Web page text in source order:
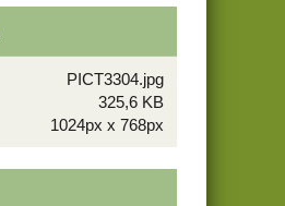
e
r
)
PICT3304.jpg
325,6 KB
1024px x 768px